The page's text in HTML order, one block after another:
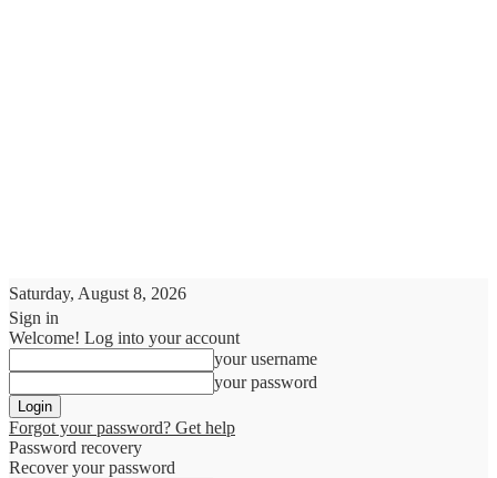
Saturday, August 8, 2026
Sign in
Welcome! Log into your account
your username
your password
Forgot your password? Get help
Password recovery
Recover your password